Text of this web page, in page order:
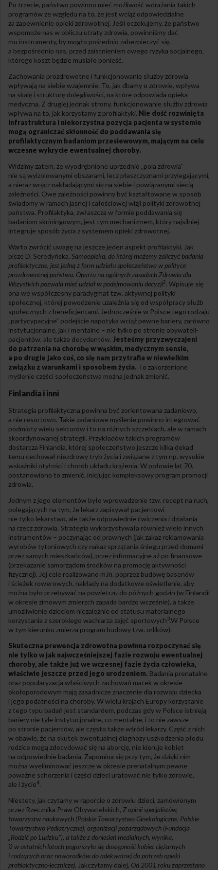
Po trzecie, państwo powinno mieć możliwość wdrażania takich
programów ze względu na to, że jest wciąż odpowiedzialne
za zapewnienie opieki zdrowotnej. Jeśli oczekujemy, że państwo
wspomoże nas w obliczu utraty zdrowia, powinniśmy dać
mu instrumenty, by mogło pośrednio zabezpieczyć się,
a bezpośrednio nas, przed zaistnieniem owego ryzyka socjalnego,
którego koszt będzie musiało ponieść.
Zachowania prozdrowotne i funkcjonowanie służby zdrowia
wpływają na siebie wzajemnie. To, jak dbamy o zdrowie, wpływa
na skalę i strukturę dolegliwości, na które odpowiada opieka
medyczna. Z drugiej jednak strony, funkcjonowanie służby zdrowia
wpływa na to, jak korzystamy z profilaktyki. Nie dość rozwinięta
infrastruktura i niekorzystna pozycja pacjenta w systemie
mogą ograniczać skłonność do poddawania się
profilaktycznym badaniom przesiewowym, mającym na celu
wczesne wykrycie ewentualnej choroby.
Widzimy zatem, że wyodrębnione uprzednio „pola zdrowia”
nie są wyizolowanymi obszarami, lecz płaszczyznami przylegającymi,
a nieraz wręcz nakładającymi się na siebie i powiązanymi siecią
zależności. Owe zależności powinny być kształtowane w sposób
świadomy w ramach jasnej i całościowej wizji polityki zdrowotnej
państwa. Profilaktyka, zwłaszcza w formie poddawania się
badaniom skriningowym, jest tym mechanizmem, który najsilniej
integruje sposób życia z systemem opieki zdrowotnej.
Warto zwrócić uwagę na jeszcze jeden aspekt profilaktyki. Jak
pisze D. Seredyńska, Samoopieka, do której możemy zaliczyć badania
profilaktyczne, jest jedną z form udziału społeczeństwa w polityce
prozdrowotnej państwa. Oparta na ogólnych zasadach Zdrowia dla
Wszystkich pozwala mieć udział w podejmowaniu decyzji2. Wpisuje się
ona we współczesny paradygmat tzw. aktywnej polityki
społecznej, której powodzenie uzależnia się od współpracy służb
społecznych z beneficjentami. Jednocześnie w Polsce tego rodzaju
„partycypacyjne” podejście napotyka wciąż pewne bariery, zarówno
instytucjonalne, jak i mentalne – nie tylko po stronie obywateli-
pacjentów, ale także decydentów. Jesteśmy przyzwyczajeni
do patrzenia na chorobę w wąskim, medycznym sensie,
a po drugie jako coś, co się nam przytrafia w niewielkim
związku z warunkami i sposobem życia. To zakorzenione
myślenie części społeczeństwa można jednak zmienić.
Finlandia i inni
Strategia profilaktyczna powinna być zorientowana zadaniowo,
a nie resortowo. Takie zadaniowe myślenie powinno integrować
podmioty wielu sektorów i to na różnych szczeblach, ale w ramach
skoordynowanej strategii. Przykładów takich programów
dostarcza Finlandia, której społeczeństwo jeszcze kilka dekad
temu cechował niezdrowy tryb życia i związane z tym np. wysokie
wskaźniki otyłości i chorób układu krążenia. W połowie lat 70.
postanowiono to zmienić, inicjując kompleksowy program promocji
zdrowia.
Jednym z jego elementów było wprowadzenie tzw. recept na ruch,
polegających na tym, że lekarz zapisywał pacjentowi
nie tylko lekarstwo, ale także odpowiednie ćwiczenia i działania
na rzecz zdrowia. Strategia wykorzystywała również wiele innych
instrumentów – poczynając od prawnych (jak zakaz reklamowania
wyrobów tytoniowych czy nakaz sprzątania śniegu przed domami
przez samych mieszkańców), przez informacyjne aż po finansowe
(przekazanie samorządom środków na promocję aktywności
fizycznej). Jej cele realizowano m.in. poprzez budowę basenów
i ścieżek rowerowych, nakłady na dodatkowe oświetlenie, aby
można było przebywać na powietrzu do późnych godzin (w Finlandii
w okresie zimowym zmierzch zapada bardzo wcześnie), a także
umożliwienie dzieciom niezależnie od statusu materialnego
korzystania z szerokiego wachlarza zajęć sportowych3.W Polsce
w tym kierunku zmierza program budowy tzw. orlików).
Skuteczna prewencja zdrowotna powinna rozpoczynać się
nie tylko w jak najwcześniejszej fazie rozwoju ewentualnej
choroby, ale także już we wczesnej fazie życia człowieka,
właściwie jeszcze przed jego urodzeniem. Badania prenatalne
oraz popularyzacja właściwych zachowań matek w okresie
okołoporodowym mają zasadnicze znaczenie dla rozwoju dziecka
i jego podatności na choroby. W wielu krajach Europy korzystanie
z tego typu badań jest standardem, podczas gdy w Polsce istnieją
bariery nie tyle instytucjonalne, co mentalne, i to nie zawsze
po stronie pacjentów, ale często także wśród lekarzy. Część z nich
w obawie, że na skutek ewentualnej diagnozy uszkodzenia płodu
rodzice mogą zdecydować się na aborcję, nie kieruje kobiet
na odpowiednie badania. Zapomina się przy tym, że dzięki nim
można wyeliminować jeszcze w okresie prenatalnym pewne
poważne schorzenia i części dzieci uratować nie tylko zdrowie,
ale i życie4.
Niestety, jak czytamy w raporcie o zdrowiu dzieci, zamówionym
przez Rzecznika Praw Obywatelskich, Z opinii specjalistów,
towarzystw naukowych (Polskie Towarzystwo Ginekologiczne, Polskie
Towarzystwo Pediatryczne), organizacji pozarządowych (Fundacja
„Rodzić po Ludzku”), a także z doniesień medialnych, wynika,
iż w ostatnich latach pogorszyła się dostępność kobiet ciężarnych
i rodzących oraz noworodków do adekwatnej do potrzeb opieki
profilaktyczno-leczniczej. Jakczytamy dalej, Od 2001 roku zaprzestano